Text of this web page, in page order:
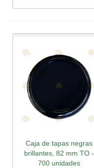
Caja de tapas negras
brillantes, 82 mm TO -
700 unidades